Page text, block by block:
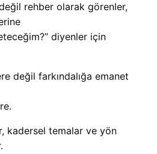
rehber olarak görenler,
diyenler için
değil farkındalığa emanet
kadersel temalar ve yön